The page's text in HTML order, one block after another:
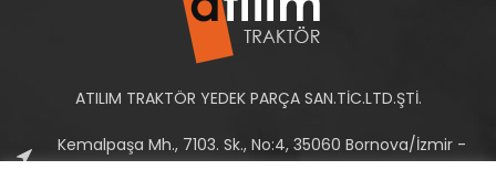
ATILIM TRAKTÖR YEDEK PARÇA SAN.TİC.LTD.ŞTİ.
Kemalpaşa Mh., 7103. Sk., No:4, 35060 Bornova/İzmir -